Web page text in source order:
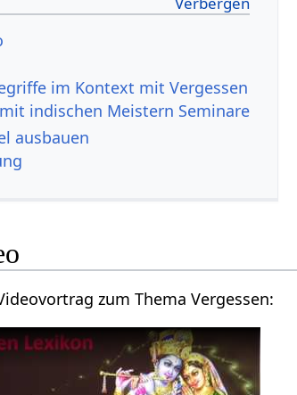
indischen Meistern Seminare
Artikel ausbauen
Hier findest du einen Videovortrag zum Thema Vergessen‏‎: